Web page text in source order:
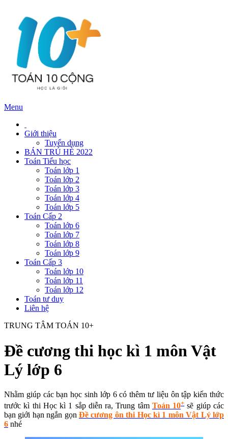
Menu
Giới thiệu
Tuyển dụng
BÁN TRÚ HÈ 2022
Toán Tiểu học
Toán lớp 1
Toán lớp 2
Toán lớp 3
Toán lớp 4
Toán lớp 5
Toán Cấp 2
Toán lớp 6
Toán lớp 7
Toán lớp 8
Toán lớp 9
Toán Cấp 3
Toán lớp 10
Toán lớp 11
Toán lớp 12
Toán tư duy
Liên hệ
TRUNG TÂM TOÁN 10+
Đề cương thi học kì 1 môn Vật
Lý lớp 6
Nhằm giúp các bạn học sinh lớp 6 có thêm tư liệu ôn tập kiến thức
trước kì thi Học kì 1 sắp diễn ra, Trung tâm Toán 10+sẽ giúp các
bạn giới hạn ngắn gọn Đề cương ôn thi Học kì 1 môn Vật Lý lớp
6 nhé